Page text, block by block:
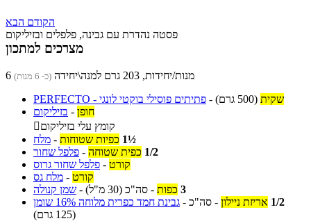
הקודם הבא
פסטה נהדרת עם גבינה, פלפלים ובזיליקום
מצרכים למתכון
6 מנות/יחידות, 203 גרם למנה\יחידה (כ- 6 מנות)
PERFECTO - פתיתים פוסילי בוקטי לונגי - שקית (500 גרם)
בזיליקום - חופן
קומץ עלי בזיליקום
מלח - 1½ כפיות שטוחות
פלפל שחור - 1/2 כפית שטוחה
פלפל שחור גרוס - קורט
מלח גס - קורט
שמן קנולה - 3 כפות - סה"כ (30 מ"ל)
גבינת חמד כפרית מלוחה 16% שומן - 1/2 אריזת ניילון - סה"כ
(125 גרם)